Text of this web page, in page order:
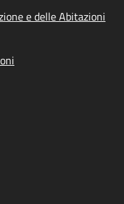
e delle Abitazioni